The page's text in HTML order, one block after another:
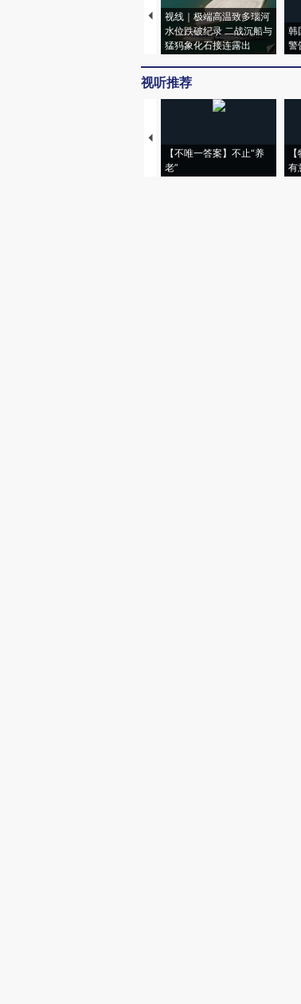
视线｜极端高温致多瑙河
水位跌破纪录 二战沉船与
猛犸象化石接连露出
韩
警
视听推荐
【不唯一答案】不止“养
老”
有